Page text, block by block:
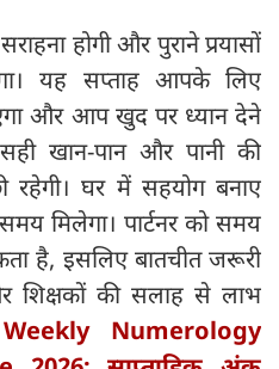
होगी और पुराने प्रयासों
यह सप्ताह आपके लिए
और आप खुद पर ध्यान देने
खान-पान और पानी की
रहेगी। घर में सहयोग बनाए
मिलेगा। पार्टनर को समय
है, इसलिए बातचीत जरूरी
शिक्षकों की सलाह से लाभ
Weekly Numerology